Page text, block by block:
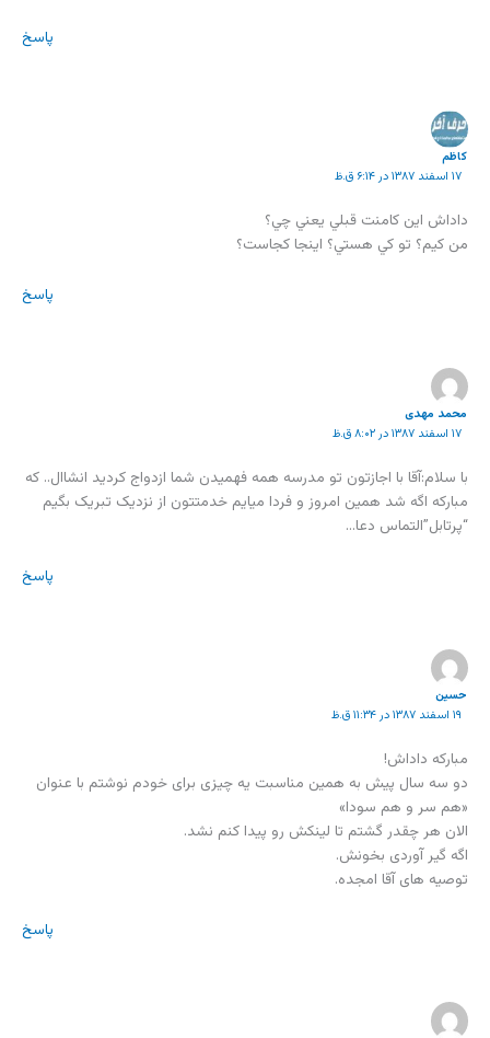
پاسخ
كاظم
۱۷ اسفند ۱۳۸۷ در ۶:۱۴ ق.ظ
داداش اين كامنت قبلي يعني چي؟
من كيم؟ تو كي هستي؟ اينجا كجاست؟
پاسخ
محمد مهدی
۱۷ اسفند ۱۳۸۷ در ۸:۰۲ ق.ظ
با سلام:آقا با اجازتون تو مدرسه همه فهمیدن شما ازدواج کردید انشاال.. که
مبارکه اگه شد همین امروز و فردا میایم خدمتتون از نزدیک تبریک بگیم
“پرتابل”التماس دعا…
پاسخ
حسین
۱۹ اسفند ۱۳۸۷ در ۱۱:۳۴ ق.ظ
مبارکه داداش!
دو سه سال پیش به همین مناسبت یه چیزی برای خودم نوشتم با عنوان
«هم سر و هم سودا»
الان هر چقدر گشتم تا لینکش رو پیدا کنم نشد.
اگه گیر آوردی بخونش.
توصیه های آقا امجده.
پاسخ